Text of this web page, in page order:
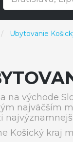
Ubytovanie
na východe
najväčším
Košický kraj